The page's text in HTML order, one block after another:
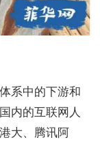
系中的下游和
内的互联网人
大、腾讯阿